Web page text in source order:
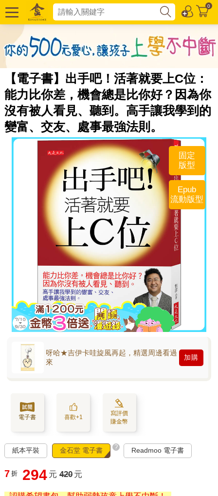
0
【電子書】出手吧！活著就要上C位：
能力比你差，機會總是比你好？因為你
沒有被人看見、聽到。高手讓我學到的
變富、交友、處事最強法則。
固定
版型
Epub
流動版型
呀哈★吉伊卡哇旋風再起，精選周邊看過
來
加購
電子書 喜歡+1
寫評價
賺金幣
紙本平裝 金石堂 電子書 ? Readmoo 電子書
7 折 294 元 420 元